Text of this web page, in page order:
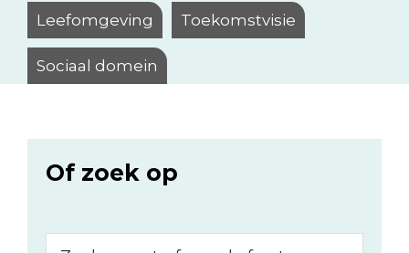
Leefomgeving Toekomstvisie
Sociaal domein
Of zoek op